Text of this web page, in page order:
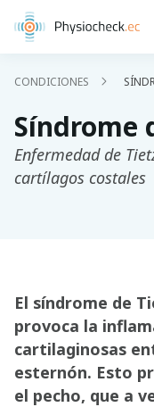
CONDICIONES
Síndrome
Enfermedad de
cartílagos costales
El síndrome de
provoca la
cartilaginosas
esternón. Esto
el pecho, que a